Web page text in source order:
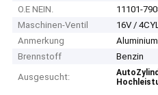
O.E NEIN.
11101-
Maschinen-Ventil
16V /
Anmerkung
Aluminium
Brennstoff
Benzin
Ausgesucht: